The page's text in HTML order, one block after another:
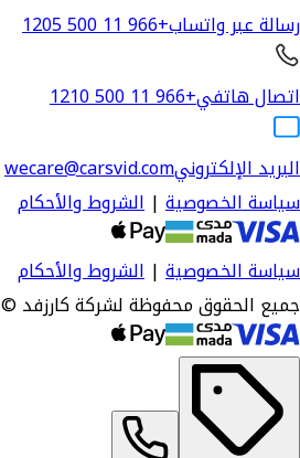
رسالة عبر واتساب+966 11 500 1205
اتصال هاتفي+966 11 500 1210
البريد الإلكترونيwecare@carsvid.com
سياسة الخصوصية | الشروط والأحكام
سياسة الخصوصية | الشروط والأحكام
جميع الحقوق محفوظة لشركة كارزفد © 2026